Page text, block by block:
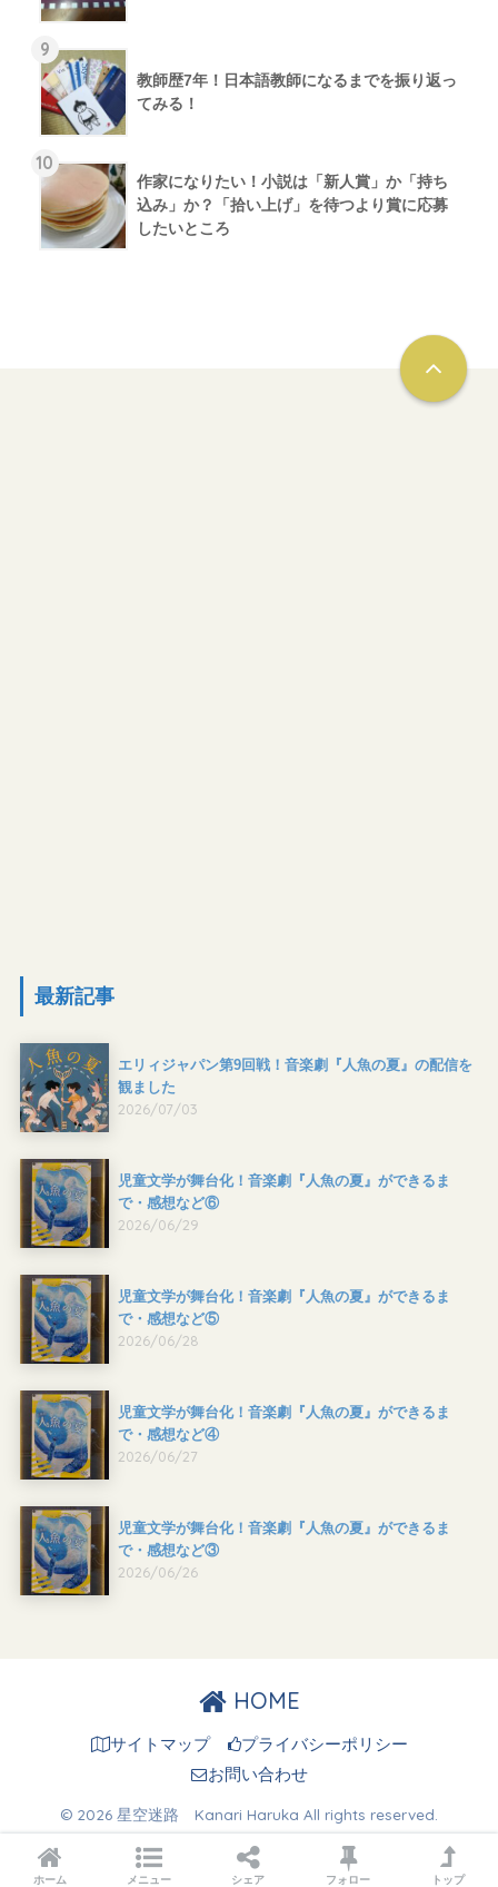
9
教師歴7年！日本語教師になるまでを振り返っ
てみる！
10
作家になりたい！小説は「新人賞」か「持ち
込み」か？「拾い上げ」を待つより賞に応募
したいところ
最新記事
エリィジャパン第9回戦！音楽劇『人魚の夏』の配信を
観ました
2026/07/03
児童文学が舞台化！音楽劇『人魚の夏』ができるま
で・感想など⑥
2026/06/29
児童文学が舞台化！音楽劇『人魚の夏』ができるま
で・感想など⑤
2026/06/28
児童文学が舞台化！音楽劇『人魚の夏』ができるま
で・感想など④
2026/06/27
児童文学が舞台化！音楽劇『人魚の夏』ができるま
で・感想など③
2026/06/26
HOME
サイトマップ
プライバシーポリシー
お問い合わせ
© 2026 星空迷路 Kanari Haruka All rights reserved.
ホーム メニュー シェア フォロー トップ